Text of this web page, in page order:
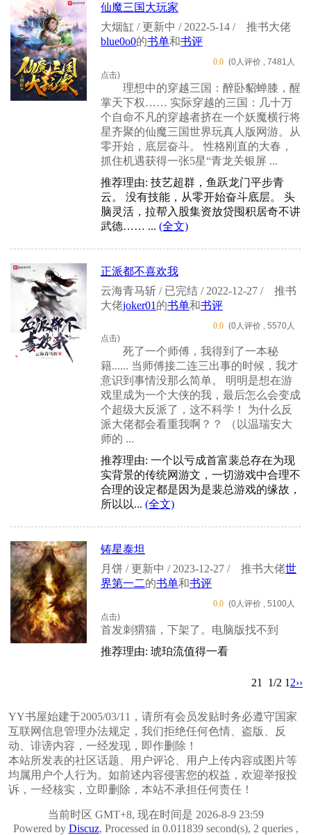
仙魔三国大玩家
大烟缸 / 更新中 / 2022-5-14 /
推书大佬
blue0o0的书单和书评
0.0 (0人评价 , 7481人
点击)
理想中的穿越三国：醉卧貂蝉膝，醒
掌天下权…… 实际穿越的三国：几十万
个自命不凡的穿越者挤在一个妖魔横行将
星齐聚的仙魔三国世界玩真人版网游。从
零开始，底层奋斗。 性格刚直的大春，
抓住机遇获得一张5星“青龙关银屏 ...
推荐理由: 技艺超群，鱼跃龙门平步青
云。 没有技能，从零开始奋斗底层。 头
脑灵活，拉帮入股集资放贷囤积居奇不讲
武德…… ... (全文)
正派都不喜欢我
云海青马斩 / 已完结 / 2022-12-27 /
推书
大佬joker01 的书单和书评
0.0 (0人评价 , 5570人
点击)
死了一个师傅，我得到了一本秘
籍...... 当师傅接二连三出事的时候，我才
意识到事情没那么简单。 明明是想在游
戏里成为一个大侠的我，最后怎么会变成
个超级大反派了，这不科学！ 为什么反
派大佬都会看重我啊？？ （以温瑞安大
师的 ...
推荐理由: 一个以亏成首富裴总存在为现
实背景的传统网游文，一切游戏中合理不
合理的设定都是因为是裴总游戏的缘故，
所以以... (全文)
铸星泰坦
月饼 / 更新中 / 2023-12-27 /
推书大佬世
界第一二的书单和书评
0.0 (0人评价 , 5100人
点击)
首发刺猬猫，下架了。电脑版找不到
推荐理由: 琥珀流值得一看
21 1/2 1 2››
YY书屋始建于2005/03/11，请所有会员发贴时务必遵守国家
互联网信息管理办法规定，我们拒绝任何色情、盗版、反
动、诽谤内容，一经发现，即作删除！
本站所发表的社区话题、用户评论、用户上传内容或图片等
均属用户个人行为。如前述内容侵害您的权益，欢迎举报投
诉，一经核实，立即删除，本站不承担任何责任！
当前时区 GMT+8, 现在时间是 2026-8-9 23:59
Powered by Discuz, Processed in 0.011839 second(s), 2 queries ,